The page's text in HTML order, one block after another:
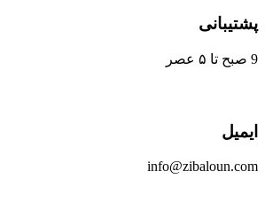
پشتیبانی
9 صبح تا ۵ عصر
ایمیل
info@zibaloun.com